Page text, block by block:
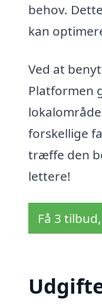
behov.
kan
Ved at
Platformen
forskellige
træffe den
lettere!
Få 3